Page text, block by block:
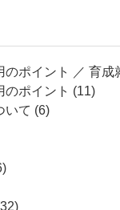
ポイント ／ 育成
ポイント (11)
いて (6)